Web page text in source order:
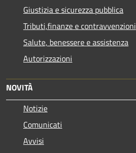
Giustizia e sicurezza pubblica
Tributi,finanze e contravvenzioni
Salute, benessere e assistenza
Autorizzazioni
NOVITÀ
Notizie
Comunicati
Avvisi